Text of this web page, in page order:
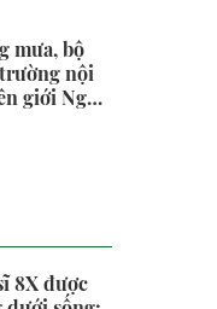
mưa, bộ
nội
giới Nghệ
8X được